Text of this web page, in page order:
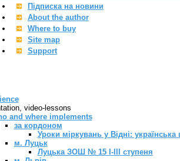
Підписка на новини
About the author
Where to buy
Site map
Support
video-lessons
and where implements
за кордоном
Уроки міркувань у Відні:
м. Луцьк
Луцька ЗОШ № 15 І-ІІІ ступеня